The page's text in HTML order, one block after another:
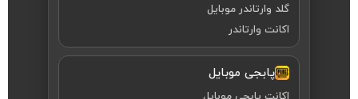
گلد وارتاندر موبایل
اکانت وارتاندر
پابجی موبایل
اکانت پابجی موبایل